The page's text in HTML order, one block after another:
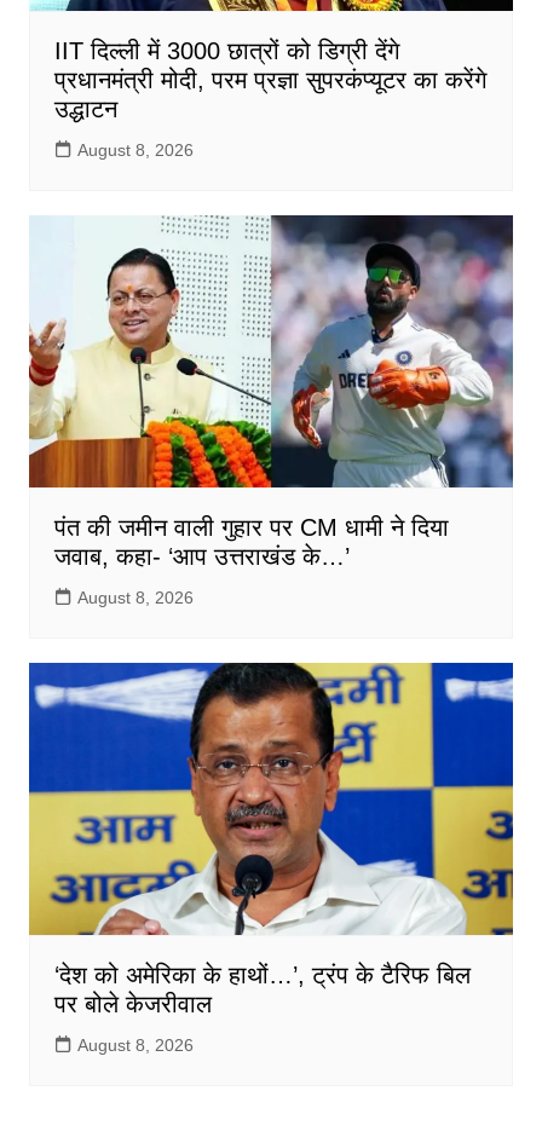
IIT दिल्ली में 3000 छात्रों को डिग्री देंगे
प्रधानमंत्री मोदी, परम प्रज्ञा सुपरकंप्यूटर का करेंगे
उद्धाटन
August 8, 2026
पंत की जमीन वाली गुहार पर CM धामी ने दिया
जवाब, कहा- ‘आप उत्तराखंड के…’
August 8, 2026
‘देश को अमेरिका के हाथों…’, ट्रंप के टैरिफ बिल
पर बोले केजरीवाल
August 8, 2026